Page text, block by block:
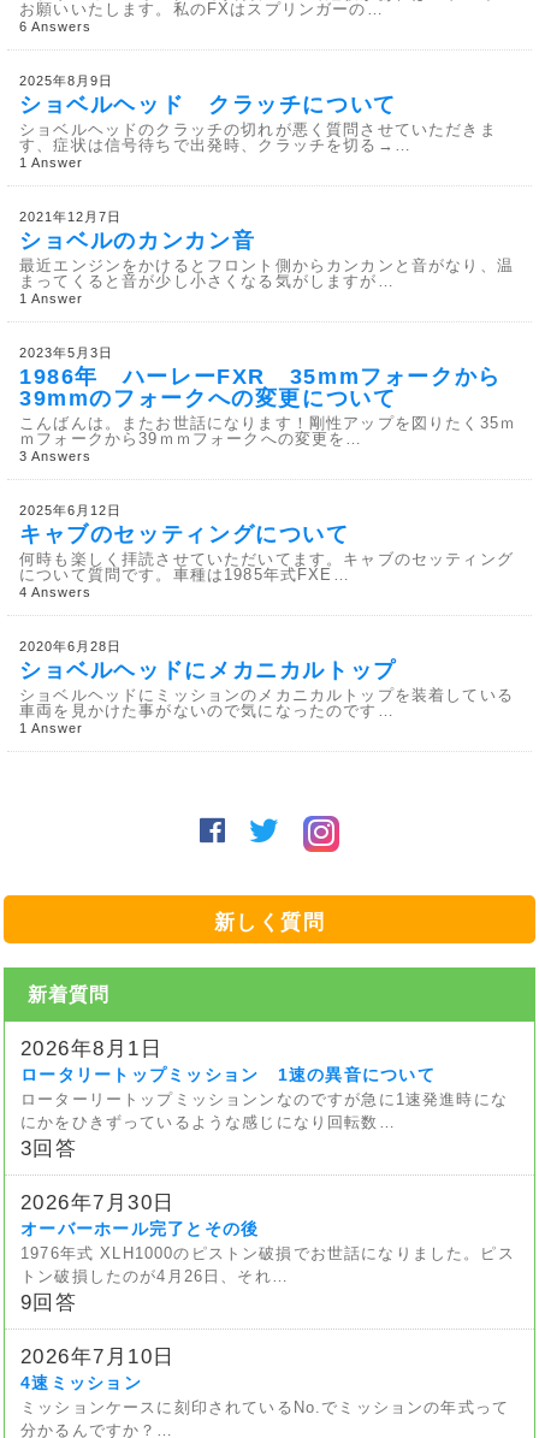
お願いいたします。私のFXはスプリンガーの…
6 Answers
2025年8月9日
ショベルヘッド クラッチについて
ショベルヘッドのクラッチの切れが悪く質問させていただきま
す、症状は信号待ちで出発時、クラッチを切る→…
1 Answer
2021年12月7日
ショベルのカンカン音
最近エンジンをかけるとフロント側からカンカンと音がなり、温
まってくると音が少し小さくなる気がしますが…
1 Answer
2023年5月3日
1986年 ハーレーFXR 35mmフォークから
39mmのフォークへの変更について
こんばんは。またお世話になります！剛性アップを図りたく35ｍ
ｍフォークから39ｍｍフォークへの変更を…
3 Answers
2025年6月12日
キャブのセッティングについて
何時も楽しく拝読させていただいてます。キャブのセッティング
について質問です。車種は1985年式FXE…
4 Answers
2020年6月28日
ショベルヘッドにメカニカルトップ
ショベルヘッドにミッションのメカニカルトップを装着している
車両を見かけた事がないので気になったのです…
1 Answer
新しく質問
新着質問
2026年8月1日
ロータリートップミッション 1速の異音について
ローターリートップミッションンなのですが急に1速発進時にな
にかをひきずっているような感じになり回転数…
3回答
2026年7月30日
オーバーホール完了とその後
1976年式 XLH1000のピストン破損でお世話になりました。ピス
トン破損したのが4月26日、それ…
9回答
2026年7月10日
4速ミッション
ミッションケースに刻印されているNo.でミッションの年式って
分かるんですか？…